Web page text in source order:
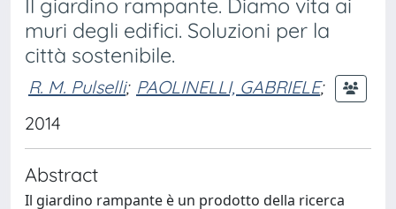
Il giardino rampante. Diamo vita ai
muri degli edifici. Soluzioni per la
città sostenibile.
R. M. Pulselli; PAOLINELLI, GABRIELE;
2014
Abstract
Il giardino rampante è un prodotto della ricerca